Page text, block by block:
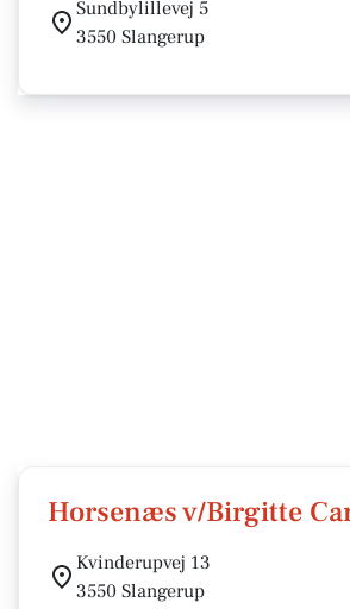
Sundbylillevej 5
3550 Slangerup
Horsenæs v/Birgitte
Kvinderupvej 13
3550 Slangerup